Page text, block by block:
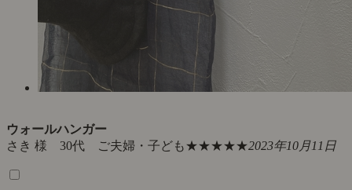
ウォールハンガー
さき 様 30代 ご夫婦・子ども★★★★★2023年10月11日